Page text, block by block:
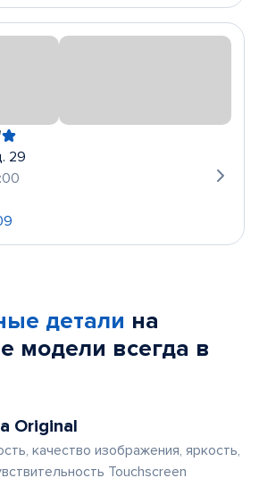
29
детали на
модели всегда в
Original
качество изображения, яркость,
Touchscreen